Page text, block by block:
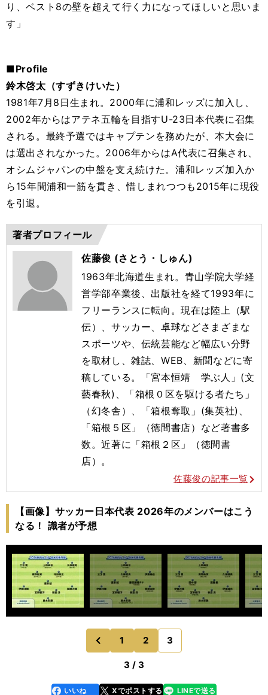
り、ベスト8の壁を超えて行く力になってほしいと思いま
す」
■Profile
鈴木啓太（すずきけいた）
1981年7月8日生まれ。2000年に浦和レッズに加入し、
2002年からはアテネ五輪を目指すU-23日本代表に召集
される。最終予選ではキャプテンを務めたが、本大会に
は選出されなかった。2006年からはA代表に召集され、
オシムジャパンの中盤を支え続けた。浦和レッズ加入か
ら15年間浦和一筋を貫き、惜しまれつつも2015年に現役
を引退。
著者プロフィール
佐藤俊 (さとう・しゅん)
1963年北海道生まれ。青山学院大学経
営学部卒業後、出版社を経て1993年に
フリーランスに転向。現在は陸上（駅
伝）、サッカー、卓球などさまざまな
スポーツや、伝統芸能など幅広い分野
を取材し、雑誌、WEB、新聞などに寄
稿している。「宮本恒靖 学ぶ人」(文
藝春秋)、「箱根０区を駆ける者たち」
（幻冬舎）、「箱根奪取」(集英社)、
「箱根５区」（徳間書店）など著書多
数。近著に「箱根２区」（徳間書
店）。
佐藤俊の記事一覧
【画像】サッカー日本代表 2026年のメンバーはこう
なる！ 識者が予想
前
のページへ
1 2 3
3 / 3
faceboo
いいね Xでポストする
line LINEで送る